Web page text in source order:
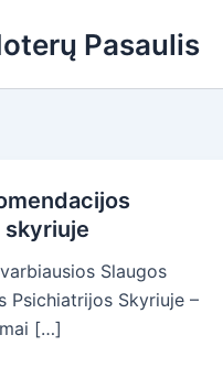
Pasaulis
Slaugos
Psichiatrijos Skyriuje –
[…]